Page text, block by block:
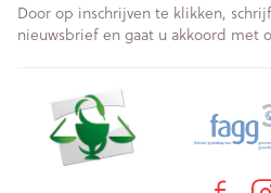
Door op inschrijven te klikken,
nieuwsbrief en gaat u akkoord met